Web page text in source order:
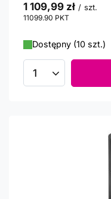
1 109,99 zł / szt.
11099.90 PKT
Dostępny (10 szt.)
Ilość produktów